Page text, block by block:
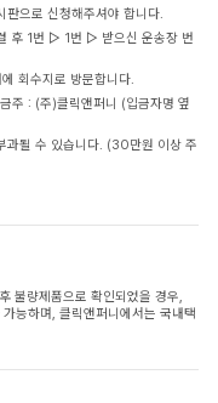
으로 신청해주셔야 합니다.
후 1번 ▷ 1번 ▷ 받으신 운송장 번
회수지로 방문합니다.
: (주)클릭앤퍼니 (입금자명 옆
과될 수 있습니다. (30만원 이상 주
불량제품으로 확인되었을 경우,
능하며, 클릭앤퍼니에서는 국내택